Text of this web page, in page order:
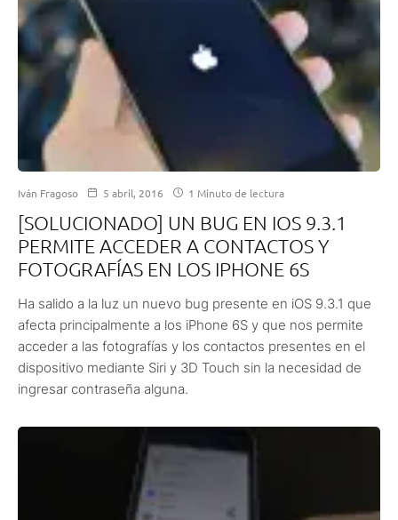
Iván Fragoso 5 abril, 2016 1 Minuto de lectura
[SOLUCIONADO] UN BUG EN IOS 9.3.1
PERMITE ACCEDER A CONTACTOS Y
FOTOGRAFÍAS EN LOS IPHONE 6S
Ha salido a la luz un nuevo bug presente en iOS 9.3.1 que
afecta principalmente a los iPhone 6S y que nos permite
acceder a las fotografías y los contactos presentes en el
dispositivo mediante Siri y 3D Touch sin la necesidad de
ingresar contraseña alguna.